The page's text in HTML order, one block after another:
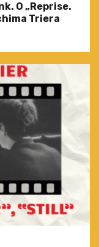
O „Reprise.
Triera